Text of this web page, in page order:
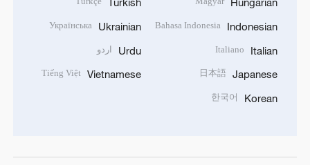
Indonesian
Bahasa Indonesia
Italian
Italiano
Japanese
日本語
Korean
한국어
Ukrainian
Українська
Urdu اردو
Vietnamese
Tiếng Việt